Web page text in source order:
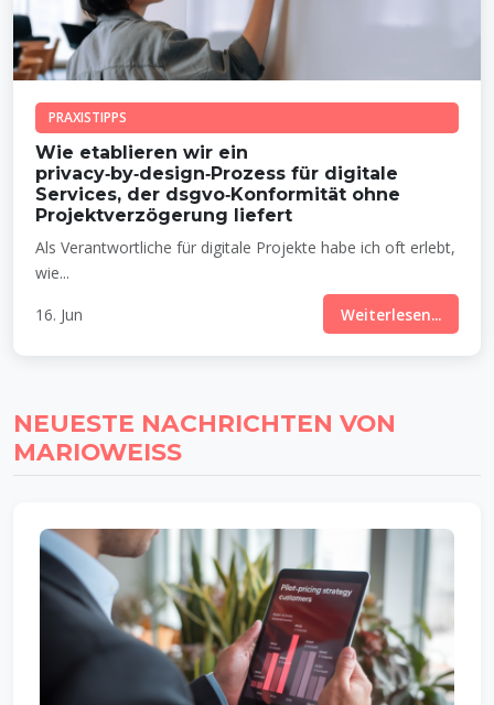
PRAXISTIPPS
Wie etablieren wir ein
privacy‑by‑design‑Prozess für digitale
Services, der dsgvo‑Konformität ohne
Projektverzögerung liefert
Als Verantwortliche für digitale Projekte habe ich oft erlebt,
wie...
16. Jun
Weiterlesen...
NEUESTE NACHRICHTEN VON
MARIOWEISS